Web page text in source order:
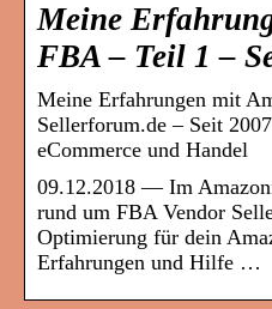
Meine
FBA – Teil 1 –
Meine Erfahrungen mit
Sellerforum.de – Seit
eCommerce und Handel
09.12.2018 — Im
rund um FBA Vendor
Optimierung für dein
Erfahrungen und Hilfe …